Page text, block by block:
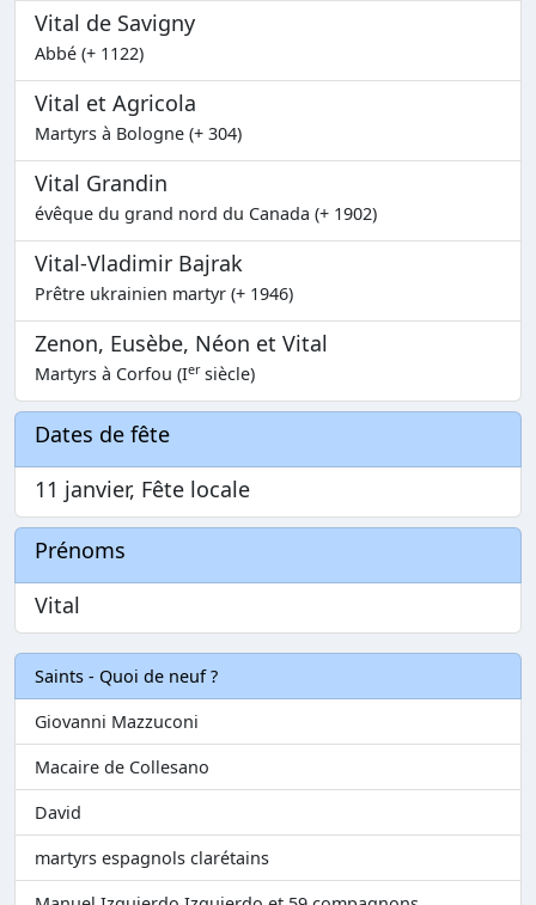
Vital de Savigny
Abbé (+ 1122)
Vital et Agricola
Martyrs à Bologne (+ 304)
Vital Grandin
évêque du grand nord du Canada (+ 1902)
Vital-Vladimir Bajrak
Prêtre ukrainien martyr (+ 1946)
Zenon, Eusèbe, Néon et Vital
Martyrs à Corfou (Iersiècle)
Dates de fête
11 janvier, Fête locale
Prénoms
Vital
Saints - Quoi de neuf ?
Giovanni Mazzuconi
Macaire de Collesano
David
martyrs espagnols clarétains